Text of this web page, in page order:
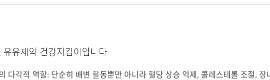
유유제약 건강지킴이입니다.
다각적 역할: 단순히 배변 활동뿐만 아니라 혈당 상승 억제, 콜레스테롤 조절,